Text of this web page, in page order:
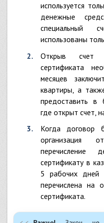
используется
денежные
использованы
Открыв счет в банке, владельцу
сертификата
месяцев
квартиры, а
предоставить в
где открыт счет,
Когда договор будет проверен банком,
организация
перечисление
сертификату в
5 рабочих дней
перечислена на
сертификата.